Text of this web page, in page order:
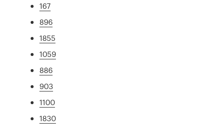
167
896
1855
1059
886
903
1100
1830